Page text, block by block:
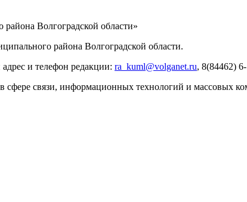
ИНФОРМАЦИИ
Волгоградской области»
района Волгоградской области.
и телефон редакции: ra_kuml@volganet.ru, 8(84462)
сфере связи, информационных технологий и массовых